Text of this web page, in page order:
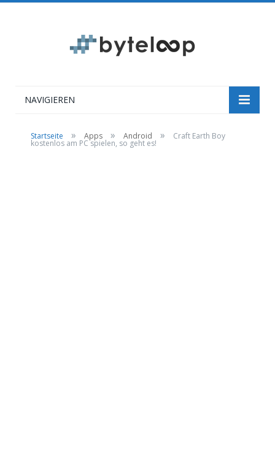
NAVIGIEREN
Startseite » Apps » Android » Craft Earth Boy
kostenlos am PC spielen, so geht es!